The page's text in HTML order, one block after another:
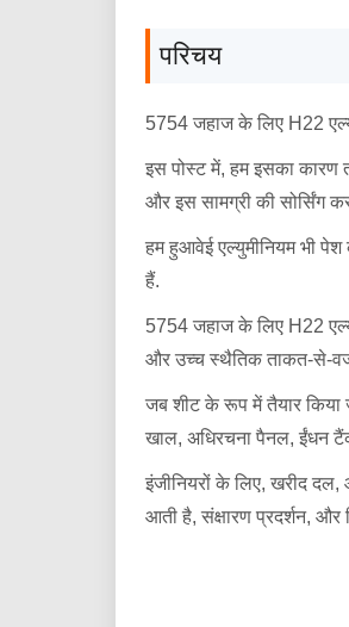
परिचय
5754 जहाज के लिए H22
इस पोस्ट में, हम इसका कारण
और इस सामग्री की सोर्सिंग
हम हुआवेई एल्युमीनियम भी पेश
हैं.
5754 जहाज के लिए H22
और उच्च स्थैतिक ताकत-से-
जब शीट के रूप में तैयार किया
खाल, अधिरचना पैनल, ईंधन
इंजीनियरों के लिए, खरीद
आती है, संक्षारण प्रदर्शन,